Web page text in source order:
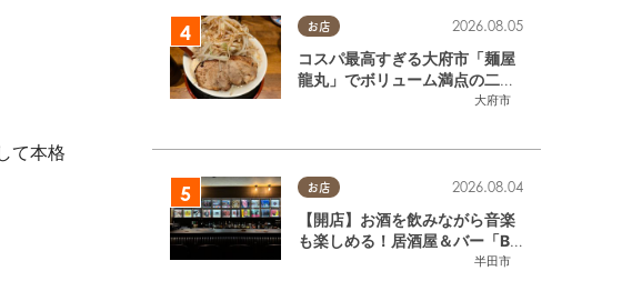
て本格
お店
大府市
2026.08.05
コスパ最高すぎる大府市「麺屋
龍丸」でボリューム満点の二郎
系ラーメンを堪能してきた
お店
半田市
2026.08.04
【開店】お酒を飲みながら音楽
も楽しめる！居酒屋＆バー「BL
OOMY（ブルーミー）」が7/3